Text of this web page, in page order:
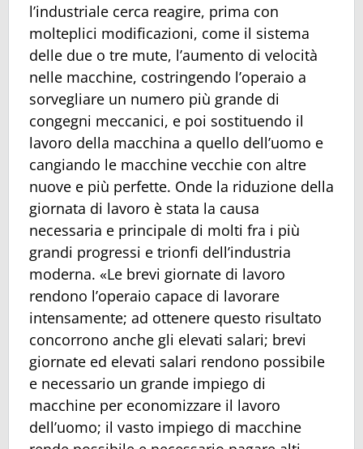
l’industriale cerca reagire, prima con
molteplici modificazioni, come il sistema
delle due o tre mute, l’aumento di velocità
nelle macchine, costringendo l’operaio a
sorvegliare un numero più grande di
congegni meccanici, e poi sostituendo il
lavoro della macchina a quello dell’uomo e
cangiando le macchine vecchie con altre
nuove e più perfette. Onde la riduzione della
giornata di lavoro è stata la causa
necessaria e principale di molti fra i più
grandi progressi e trionfi dell’industria
moderna. «Le brevi giornate di lavoro
rendono l’operaio capace di lavorare
intensamente; ad ottenere questo risultato
concorrono anche gli elevati salari; brevi
giornate ed elevati salari rendono possibile
e necessario un grande impiego di
macchine per economizzare il lavoro
dell’uomo; il vasto impiego di macchine